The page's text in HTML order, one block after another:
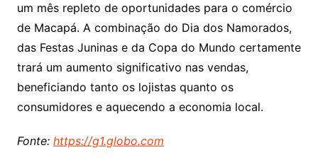
um mês repleto de oportunidades para o comércio
de Macapá. A combinação do Dia dos Namorados,
das Festas Juninas e da Copa do Mundo certamente
trará um aumento significativo nas vendas,
beneficiando tanto os lojistas quanto os
consumidores e aquecendo a economia local.
Fonte: https://g1.globo.com